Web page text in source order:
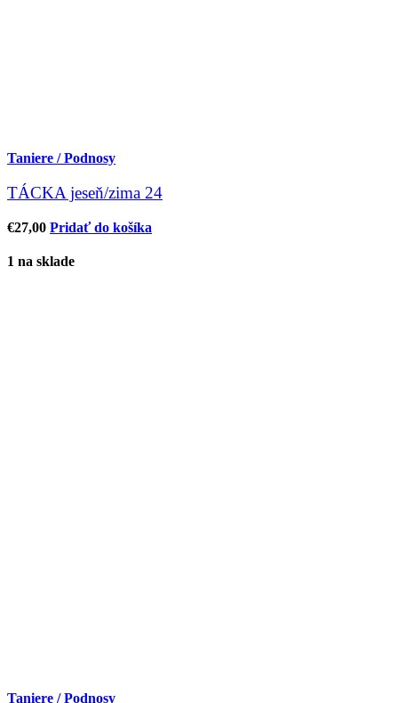
Taniere / Podnosy
TÁCKA jeseň/zima 24
€27,00 Pridať do košíka
1 na sklade
Taniere / Podnosy